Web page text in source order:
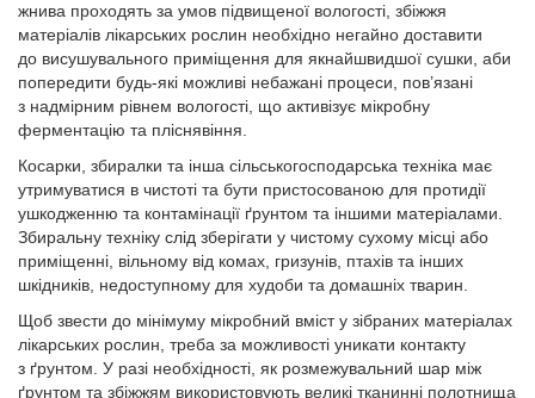
жнива проходять за умов підвищеної вологості, збіжжя
матеріалів лікарських рослин необхідно негайно доставити
до висушувального приміщення для якнайшвидшої сушки, аби
попередити будь-які можливі небажані процеси, пов’язані
з надмірним рівнем вологості, що активізує мікробну
ферментацію та пліснявіння.
Косарки, збиралки та інша сільськогосподарська техніка має
утримуватися в чистоті та бути пристосованою для протидії
ушкодженню та контамінації ґрунтом та іншими матеріалами.
Збиральну техніку слід зберігати у чистому сухому місці або
приміщенні, вільному від комах, гризунів, птахів та інших
шкідників, недоступному для худоби та домашніх тварин.
Щоб звести до мінімуму мікробний вміст у зібраних матеріалах
лікарських рослин, треба за можливості уникати контакту
з ґрунтом. У разі необхідності, як розмежувальний шар між
ґрунтом та збіжжям використовують великі тканинні полотнища